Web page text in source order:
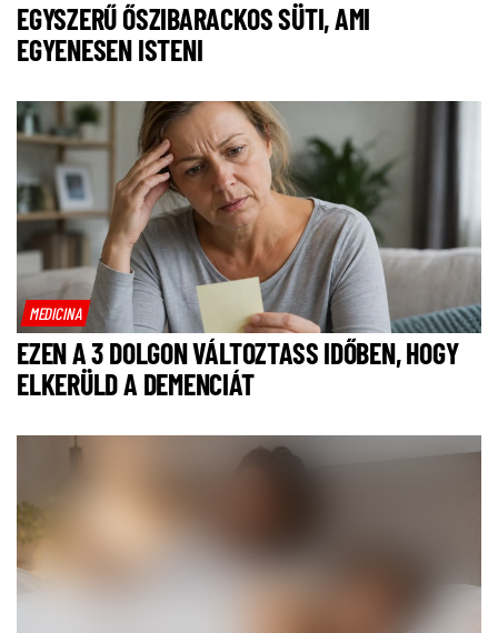
EGYSZERŰ ŐSZIBARACKOS SÜTI, AMI
EGYENESEN ISTENI
MEDICINA
EZEN A 3 DOLGON VÁLTOZTASS IDŐBEN, HOGY
ELKERÜLD A DEMENCIÁT